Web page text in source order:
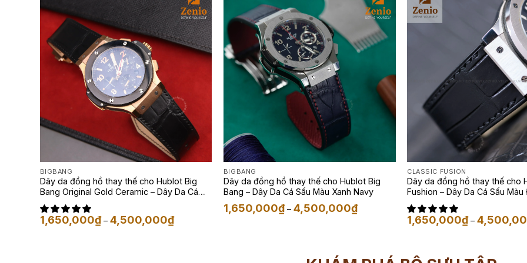
BIGBANG
Dây da đồng hồ thay thế cho Hublot Big
Bang Original Gold Ceramic – Dây Da Cá
Sấu Màu Đen
1,650,000₫ – 4,500,000₫Khoảng
giá:
BIGBANG
Dây da đồng hồ thay thế cho Hublot Big
Bang – Dây Da Cá Sấu Màu Xanh Navy
1,650,000₫ – 4,500,000₫Khoảng
giá:
CLASSIC FUSION
Dây da đồng hồ thay thế cho
Fushion – Dây Da Cá Sấu Màu
1,650,000₫ –